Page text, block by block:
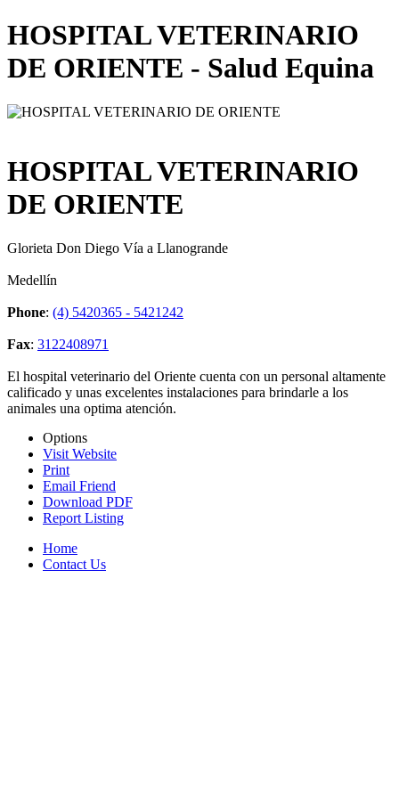
HOSPITAL VETERINARIO
DE ORIENTE - Salud Equina
HOSPITAL VETERINARIO
DE ORIENTE
Glorieta Don Diego Vía a Llanogrande
Medellín
Phone: (4) 5420365 - 5421242
Fax: 3122408971
El hospital veterinario del Oriente cuenta con un personal altamente
calificado y unas excelentes instalaciones para brindarle a los
animales una optima atención.
Options
Visit Website
Print
Email Friend
Download PDF
Report Listing
Home
Contact Us